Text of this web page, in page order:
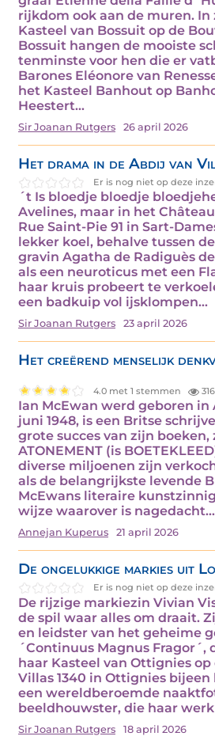
rijkdom ook aan de muren.
Kasteel van Bossuit op de
Bossuit hangen de mooiste
tenminste voor hen die er
Barones Eléonore van
het Kasteel Banhout op
Heestert…
Sir Joanan Rutgers 26 april 2026
Het drama in de Abdij van
Er is nog niet op deze
´t Is bloedje bloedje
Avelines, maar in het
Rue Saint-Pie 91 in Sart-
lekker koel, behalve tussen
gravin Agatha de Radiguès
als een neuroticus met een
haar kruis probeert te
een badkuip vol ijsklompen…
Sir Joanan Rutgers 23 april 2026
Het creërend menselijk
4.0 met 1 stemmen 316
Ian McEwan werd geboren in
juni 1948, is een Britse
grote succes van zijn
ATONEMENT (is
diverse miljoenen zijn
als de belangrijkste levende
McEwans literaire
wijze waarover is nagedacht…
Annejan Kuperus 21 april 2026
De ongelukkige markies uit
Er is nog niet op deze
De rijzige markiezin Vivian
de spil waar alles om draait.
en leidster van het geheime
´Continuus Magnus Fragor´,
haar Kasteel van Ottignies op
Villas 1340 in Ottignies
een wereldberoemde
beeldhouwster, die haar
Sir Joanan Rutgers 18 april 2026